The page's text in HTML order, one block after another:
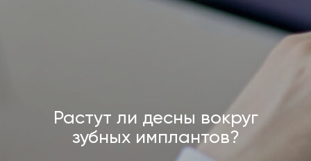
Растут ли десны вокруг
зубных имплантов?